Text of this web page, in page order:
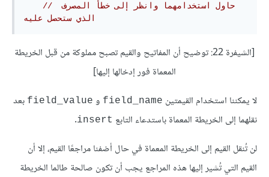
// حاول استخدامهما وانظر إلى خطأ المصرف
الذي ستحصل عليه
[الشيفرة 22: توضيح أن المفاتيح والقيم تصبح مملوكة من قبل الخريطة
المعماة فور إدخالها إليها]
لا يمكننا استخدام القيمتين field_name و field_value بعد
نقلهما إلى الخريطة المعماة باستدعاء التابع insert
.
لن تُنقل القيم إلى الخريطة المعماة في حال أضفنا مراجعًا القيم، إلا أن
القيم التي تُشير إليها هذه المراجع يجب أن تكون صالحة طالما الخريطة